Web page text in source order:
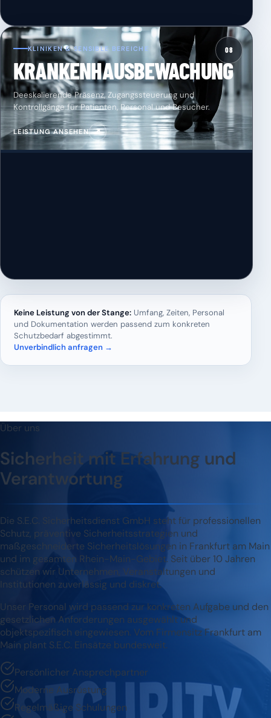
08
KLINIKEN & SENSIBLE BEREICHE
KRANKENHAUSBEWACHUNG
Deeskalierende Präsenz, Zugangssteuerung und
Kontrollgänge für Patienten, Personal und Besucher.
LEISTUNG ANSEHEN ↗
Keine Leistung von der Stange: Umfang, Zeiten, Personal
und Dokumentation werden passend zum konkreten
Schutzbedarf abgestimmt.
Unverbindlich anfragen →
Über uns
Sicherheit mit Erfahrung und
Verantwortung
Die S.E.C. Sicherheitsdienst GmbH steht für professionellen
Schutz, präventive Sicherheitsstrategien und
maßgeschneiderte Sicherheitslösungen in Frankfurt am Main
und im gesamten Rhein-Main-Gebiet. Seit über 10 Jahren
schützen wir Unternehmen, Veranstaltungen und
Institutionen zuverlässig und diskret.
Unser Personal wird passend zur konkreten Aufgabe und den
gesetzlichen Anforderungen ausgewählt und
objektspezifisch eingewiesen. Vom Firmensitz Frankfurt am
Main plant S.E.C. Einsätze bundesweit.
Persönlicher Ansprechpartner
Moderne Ausrüstung
Regelmäßige Schulungen